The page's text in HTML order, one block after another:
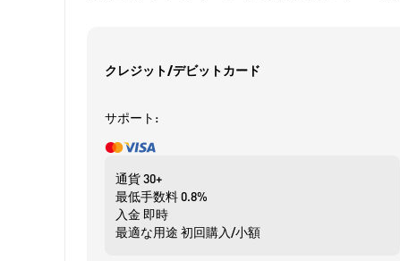
クレジット/デビットカード
サポート:
通貨30+
最低手数料0.8%
入金 即時
最適な用途 初回購入/小額